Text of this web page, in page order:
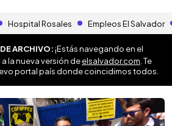
Hospital Rosales Empleos El Salvador
ARCHIVO:¡Estás navegando en el
la nueva versión deelsalvador.com . Te
portal país donde coincidimos todos.